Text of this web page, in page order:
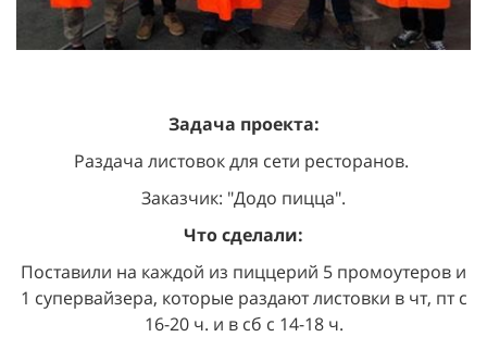
Задача проекта:
Раздача листовок для сети ресторанов.
Заказчик: "Додо пицца".
Что сделали:
Поставили на каждой из пиццерий 5 промоутеров и
1 супервайзера, которые раздают листовки в чт, пт с
16-20 ч. и в сб с 14-18 ч.